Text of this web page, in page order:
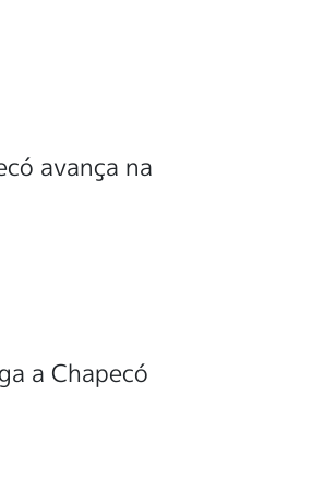
avança na
a Chapecó